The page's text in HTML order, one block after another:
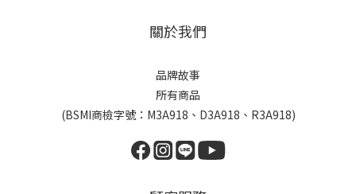
關於我們
品牌故事
所有商品
(BSMI商檢字號：M3A918、D3A918、R3A918)